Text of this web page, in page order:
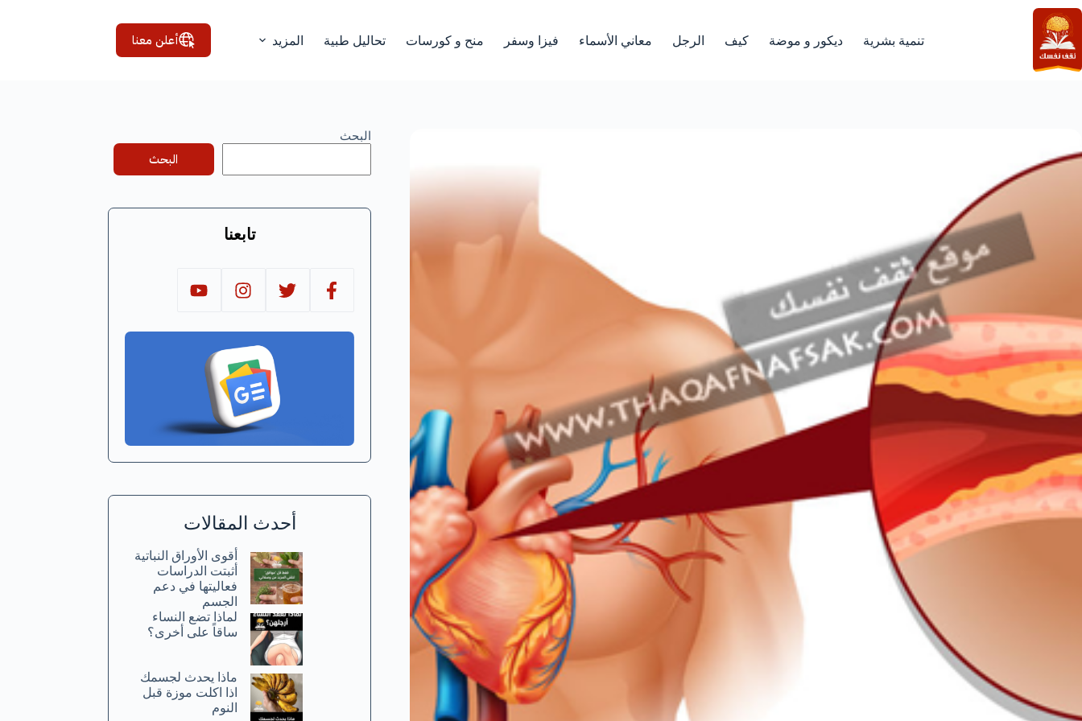
التجاوز
إلى
المحتوى
تنمية بشرية ديكور و موضة كيف الرجل معاني الأسماء فيزا وسفر منح و كورسات تحاليل طبية المزيد أعلن معنا
البحث
البحث
تابعنا
أحدث المقالات
أقوى الأوراق النباتية
أثبتت الدراسات
فعاليتها في دعم
الجسم
لماذا تضع النساء
ساقاً على أخرى؟
ماذا يحدث لجسمك
اذا اكلت موزة قبل
النوم